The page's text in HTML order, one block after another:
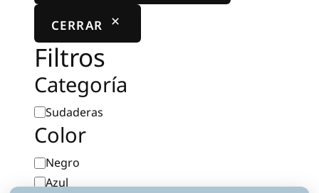
página
CERRAR
Filtros
Categoría
Categoría
Sudaderas
Color
Color
Negro
Azul